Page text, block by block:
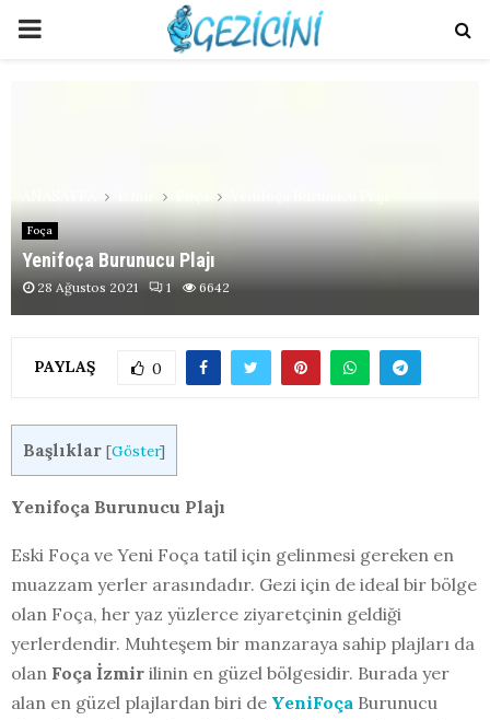
PRIMARY
Foça
Yenifoça Burunucu Plajı
28 Ağustos 2021 1 6642
PAYLAŞ 0
Başlıklar [Göster]
Yenifoça Burunucu Plajı
Eski Foça ve Yeni Foça tatil için gelinmesi gereken en
muazzam yerler arasındadır. Gezi için de ideal bir bölge
olan Foça, her yaz yüzlerce ziyaretçinin geldiği
yerlerdendir. Muhteşem bir manzaraya sahip plajları da
olan Foça İzmir ilinin en güzel bölgesidir. Burada yer
alan en güzel plajlardan biri de YeniFoça Burunucu